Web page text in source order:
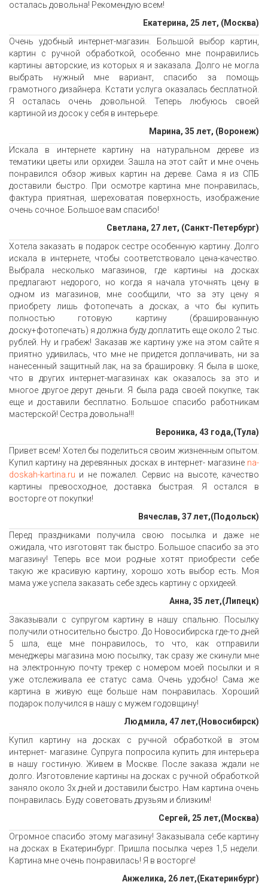
осталась довольна! Рекомендую всем!
Екатерина, 25 лет, (Москва)
Очень удобный интернет-магазин. Большой выбор картин,
картин с ручной обработкой, особенно мне понравились
картины авторские, из которых я и заказала. Долго не могла
выбрать нужный мне вариант, спасибо за помощь
грамотного дизайнера. Кстати услуга оказалась бесплатной.
Я осталась очень довольной. Теперь любуюсь своей
картиной из досок у себя в интерьере.
Марина, 35 лет, (Воронеж)
Искала в интернете картину на натуральном дереве из
тематики цветы или орхидеи. Зашла на этот сайт и мне очень
понравился обзор живых картин на дереве. Сама я из СПБ
доставили быстро. При осмотре картина мне понравилась,
фактура приятная, шереховатая поверхность, изображение
очень сочное. Большое вам спасибо!
Светлана, 27 лет, (Санкт-Петербург)
Хотела заказать в подарок сестре особенную картину. Долго
искала в интернете, чтобы соответствовало цена-качество.
Выбрала несколько магазинов, где картины на досках
предлагают недорого, но когда я начала уточнять цену в
одном из магазинов, мне сообщили, что за эту цену я
приобрету лишь фотопечать а досках, а что бы купить
полностью готовую картину (брашированную
доску+фотопечать) я должна буду доплатить еще около 2 тыс.
рублей. Ну и грабеж! Заказав же картину уже на этом сайте я
приятно удивилась, что мне не придется доплачивать, ни за
нанесенный защитный лак, на за брашировку. Я была в шоке,
что в других интернет-магазинах как оказалось за это и
многое другое дерут деньги. Я была рада своей покупке, так
еще и доставили бесплатно. Большое спасибо работникам
мастерской! Сестра довольна!!!
Вероника, 43 года,(Тула)
Привет всем! Хотел бы поделиться своим жизненным опытом.
Купил картину на деревянных досках в интернет- магазине na-
doskah-kartina.ru и не пожалел. Сервис на высоте, качество
картины превосходное, доставка быстрая. Я остался в
восторге от покупки!
Вячеслав, 37 лет,(Подольск)
Перед праздниками получила свою посылка и даже не
ожидала, что изготовят так быстро. Большое спасибо за это
магазину! Теперь все мои родные хотят приобрести себе
такую же красивую картину, хорошо хоть выбор есть. Моя
мама уже успела заказать себе здесь картину с орхидеей.
Анна, 35 лет,(Липецк)
Заказывали с супругом картину в нашу спальню. Посылку
получили относительно быстро. До Новосибирска где-то дней
5 шла, еще мне понравилось, то что, как отправили
менеджеры магазина мою посылку, так сразу же скинули мне
на электронную почту трекер с номером моей посылки и я
уже отслеживала ее статус сама. Очень удобно! Сама же
картина в живую еще больше нам понравилась. Хороший
подарок получился в нашу с мужем годовщину!
Людмила, 47 лет,(Новосибирск)
Купил картину на досках с ручной обработкой в этом
интернет- магазине. Супруга попросила купить для интерьера
в нашу гостиную. Живем в Москве. После заказа ждали не
долго. Изготовление картины на досках с ручной обработкой
заняло около 3х дней и доставили быстро. Нам картина очень
понравилась. Буду советовать друзьям и близким!
Сергей, 25 лет,(Москва)
Огромное спасибо этому магазину! Заказывала себе картину
на досках в Екатеринбург. Пришла посылка через 1,5 недели.
Картина мне очень понравилась! Я в восторге!
Анжелика, 26 лет,(Екатеринбург)